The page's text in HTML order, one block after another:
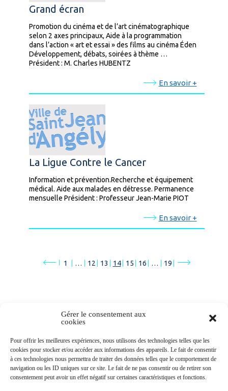
Gérer le consentement aux
cookies
Pour offrir les meilleures expériences, nous utilisons des technologies telles que les
cookies pour stocker et/ou accéder aux informations des appareils. Le fait de consentir
à ces technologies nous permettra de traiter des données telles que le comportement de
navigation ou les ID uniques sur ce site. Le fait de ne pas consentir ou de retirer son
consentement peut avoir un effet négatif sur certaines caractéristiques et fonctions.
Grand écran
Promotion du cinéma et de l’art cinématographique
selon 2 axes principaux, Aide à la programmation
dans l’action « art et essai » des films au cinéma Éden
Développement, débats, soirées à thème …
Président : M. Charles HUBENTZ
En savoir +
La Ligue Contre le Cancer
Information et prévention.Recherche et équipement
médical. Aide aux malades en détresse. Permanence
mensuelle Président : Professeur Jean-Marie PIOT
En savoir +
1 … 12 13 14 15 16 … 19
Newsletters
Abonnez-vous à la newsletter
>